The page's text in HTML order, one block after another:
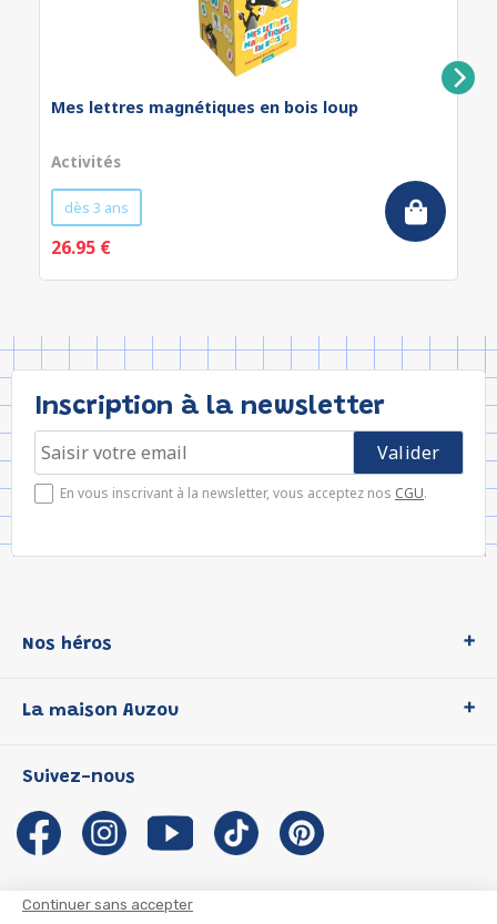
Continuer sans accepter
Mes lettres magnétiques en bois loup
Activités
dès 3 ans
26.95 €
Inscription à la newsletter
En vous inscrivant à la newsletter, vous acceptez nos CGU.
Nos héros
P'tit Loup
Les Influenceuses
Migali
Petite Taupe
La maison Auzou
Notre histoire
Auzou s'engage
Auteurs et illustrateurs Auzou
Suivez-nous